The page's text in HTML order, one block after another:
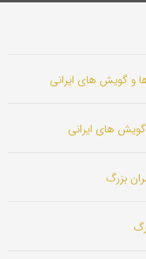
و گویش های ایرانی
گویش های ایرانی
بزرگ